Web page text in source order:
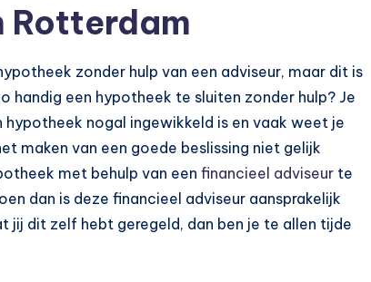
Rotterdam
zonder hulp van een adviseur, maar dit is
handig een hypotheek te sluiten zonder hulp? Je
nogal ingewikkeld is en vaak weet je
maken van een goede beslissing niet gelijk
met behulp van een financieel adviseur te
dan is deze financieel adviseur aansprakelijk
dit zelf hebt geregeld, dan ben je te allen tijde